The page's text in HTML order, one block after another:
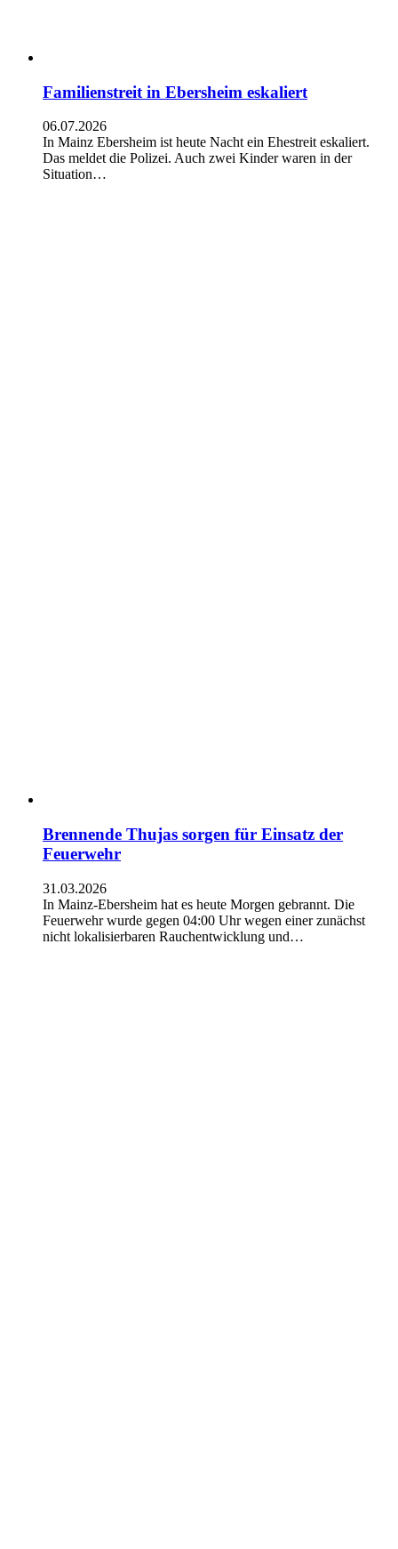
Familienstreit in Ebersheim eskaliert
06.07.2026
In Mainz Ebersheim ist heute Nacht ein Ehestreit eskaliert.
Das meldet die Polizei. Auch zwei Kinder waren in der
Situation…
Brennende Thujas sorgen für Einsatz der
Feuerwehr
31.03.2026
In Mainz-Ebersheim hat es heute Morgen gebrannt. Die
Feuerwehr wurde gegen 04:00 Uhr wegen einer zunächst
nicht lokalisierbaren Rauchentwicklung und…